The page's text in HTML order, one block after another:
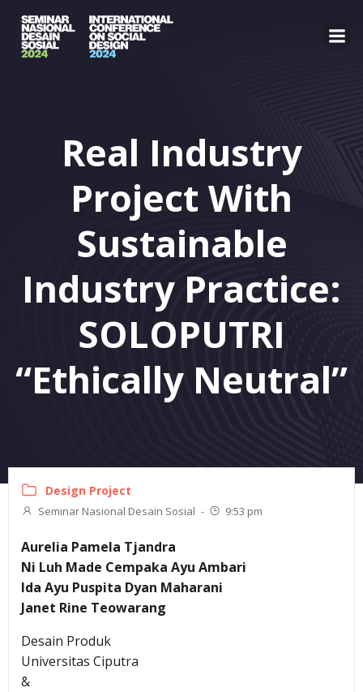
Real Industry
Project With
Sustainable
Industry Practice:
SOLOPUTRI
“Ethically Neutral”
Design Project
Seminar Nasional Desain Sosial - 9:53 pm
Aurelia Pamela Tjandra
Ni Luh Made Cempaka Ayu Ambari
Ida Ayu Puspita Dyan Maharani
Janet Rine Teowarang
Desain Produk
Universitas Ciputra
&